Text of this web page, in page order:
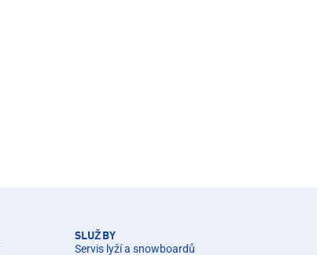
SLUŽBY
Servis lyží a snowboardů